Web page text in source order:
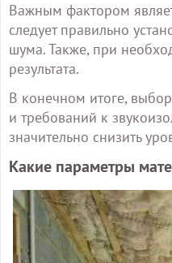
Важным фактором
следует правильно
шума. Также, при
результата.
В конечном итоге,
и требований к
значительно снизить
Какие параметры